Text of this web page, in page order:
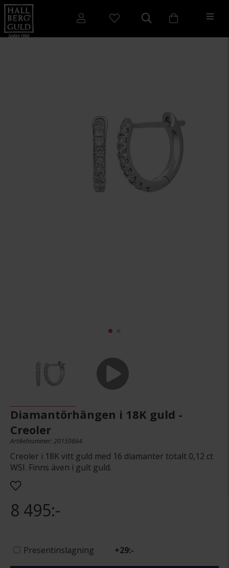
Diamantörhängen i 18K guld -
Creoler
Artikelnummer: 20150864
Creoler i 18K vitt guld med 16 diamanter totalt 0,12 ct
WSI. Finns även i gult guld.
8 495:-
Presentinslagning +29:-